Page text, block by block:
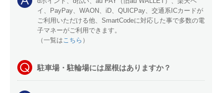
イ、PayPay、WAON、iD、QUICPay、交通系ICカードが
ご利用いただける他、SmartCodeに対応した事で多数の電
子マネーがご利用できます。
（一覧は こちら ）
駐車場・駐輪場には屋根はありますか？